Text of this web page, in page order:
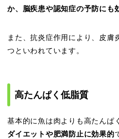
か、脳疾患や認知症の予防にも
また、抗炎症作用により、皮膚
つといわれています。
高たんぱく低脂質
基本的に魚は肉よりも高たんぱ
ダイエットや肥満防止に効果的